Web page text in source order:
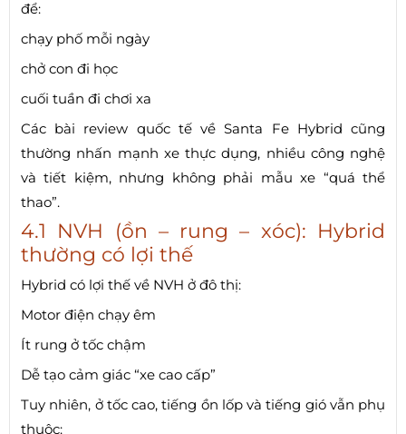
để:
chạy phố mỗi ngày
chở con đi học
cuối tuần đi chơi xa
Các bài review quốc tế về Santa Fe Hybrid cũng
thường nhấn mạnh xe thực dụng, nhiều công nghệ
và tiết kiệm, nhưng không phải mẫu xe “quá thể
thao”.
4.1 NVH (ồn – rung – xóc): Hybrid
thường có lợi thế
Hybrid có lợi thế về NVH ở đô thị:
Motor điện chạy êm
Ít rung ở tốc chậm
Dễ tạo cảm giác “xe cao cấp”
Tuy nhiên, ở tốc cao, tiếng ồn lốp và tiếng gió vẫn phụ
thuộc: